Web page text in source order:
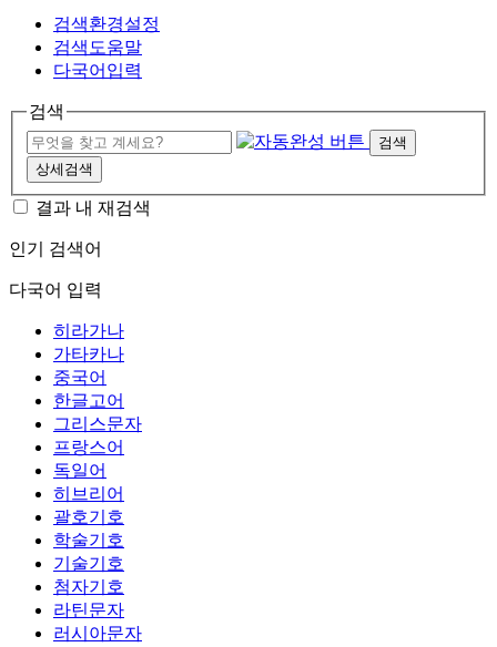
검색환경설정
검색도움말
다국어입력
검색
검색
상세검색
결과 내 재검색
인기 검색어
다국어 입력
히라가나
가타카나
중국어
한글고어
그리스문자
프랑스어
독일어
히브리어
괄호기호
학술기호
기술기호
첨자기호
라틴문자
러시아문자